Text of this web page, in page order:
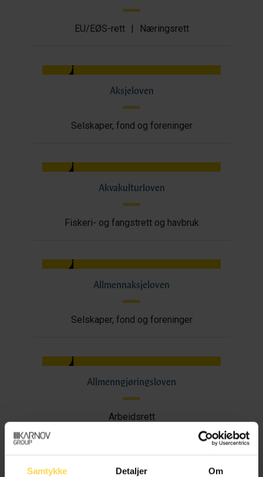
Samtykke Detaljer Om
EU/EØS-rett | Næringsrett
Aksjeloven
Selskaper, fond og foreninger
Akvakulturloven
Fiskeri- og fangstrett og havbruk
Allmennaksjeloven
Selskaper, fond og foreninger
Allmenngjøringsloven
Arbeidsrett